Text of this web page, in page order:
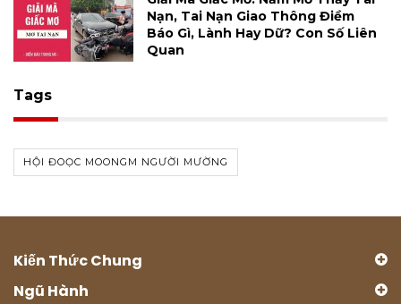
Nạn, Tai Nạn Giao Thông Điềm
Báo Gì, Lành Hay Dữ? Con Số Liên
Quan
Tags
HỘI ĐOỌC MOONGM NGƯỜI MƯỜNG
Kiến Thức Chung
Ngũ Hành